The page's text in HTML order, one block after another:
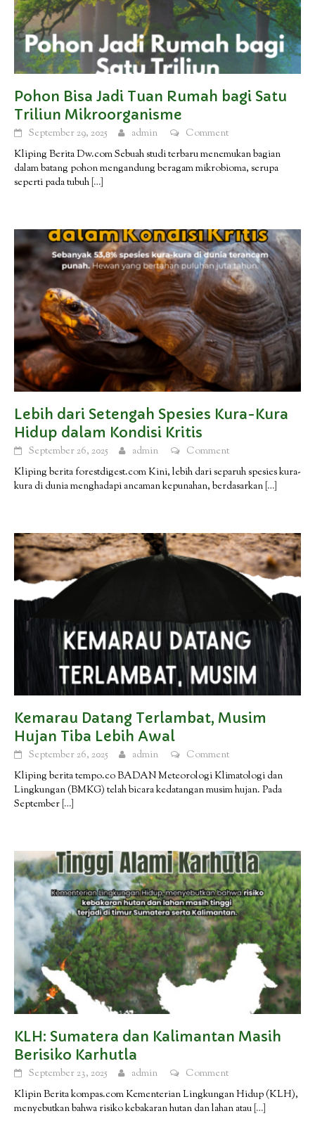
Pohon Bisa Jadi Tuan Rumah bagi Satu
Triliun Mikroorganisme
September 29, 2025 admin
Comment
Kliping Berita Dw.com Sebuah studi terbaru menemukan bagian
dalam batang pohon mengandung beragam mikrobioma, serupa
seperti pada tubuh […]
Lebih dari Setengah Spesies Kura-Kura
Hidup dalam Kondisi Kritis
September 26, 2025 admin
Comment
Kliping berita forestdigest.com Kini, lebih dari separuh spesies kura-
kura di dunia menghadapi ancaman kepunahan, berdasarkan […]
Kemarau Datang Terlambat, Musim
Hujan Tiba Lebih Awal
September 26, 2025 admin
Comment
Kliping berita tempo.co BADAN Meteorologi Klimatologi dan
Lingkungan (BMKG) telah bicara kedatangan musim hujan. Pada
September […]
KLH: Sumatera dan Kalimantan Masih
Berisiko Karhutla
September 23, 2025 admin
Comment
Klipin Berita kompas.com Kementerian Lingkungan Hidup (KLH),
menyebutkan bahwa risiko kebakaran hutan dan lahan atau […]